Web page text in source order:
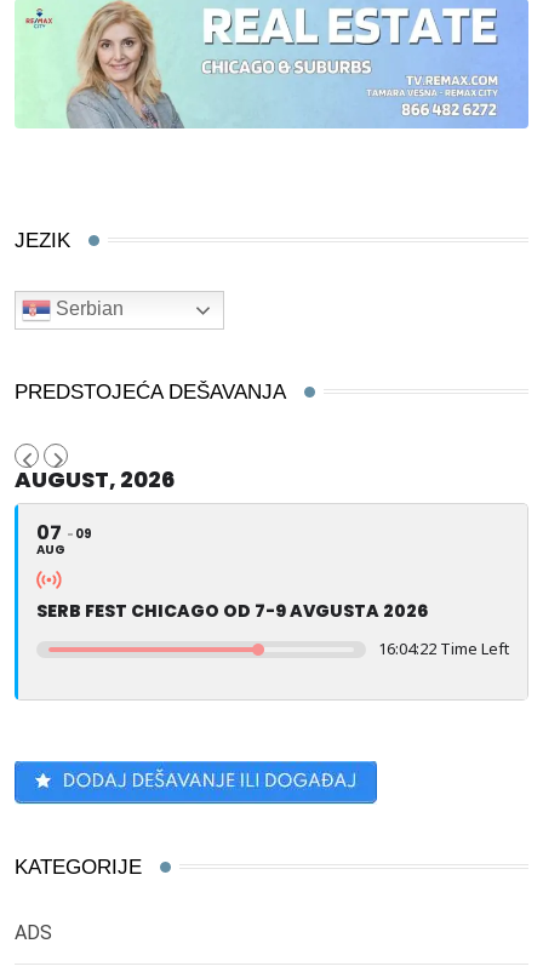
JEZIK
Serbian
PREDSTOJEĆA DEŠAVANJA
AUGUST, 2026
07
AUG
09
SERB FEST CHICAGO OD 7-9 AVGUSTA 2026
16:04:21 Time Left
KATEGORIJE
ADS